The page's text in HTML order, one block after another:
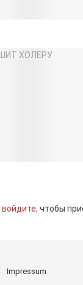
войдите, чтобы
Impressum